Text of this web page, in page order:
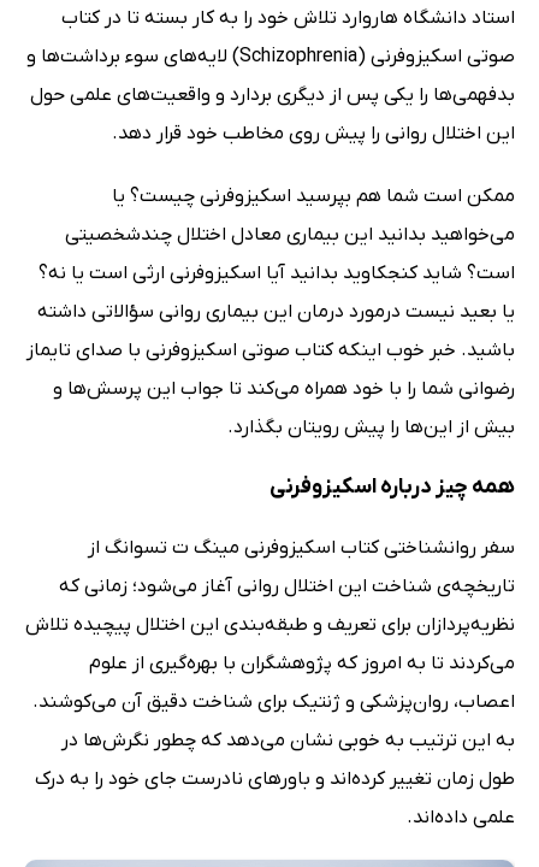
استاد دانشگاه هاروارد تلاش خود را به کار بسته تا در کتاب
صوتی اسکیزوفرنی (Schizophrenia) لایه‌های سوء برداشت‌ها و
بدفهمی‌ها را یکی پس از دیگری بردارد و واقعیت‌های علمی حول
این اختلال روانی را پیش روی مخاطب خود قرار دهد.
ممکن است شما هم بپرسید اسکیزوفرنی چیست؟ یا
می‌خواهید بدانید این بیماری معادل اختلال چندشخصیتی
است؟ شاید کنجکاوید بدانید آیا اسکیزوفرنی ارثی است یا نه؟
یا بعید نیست درمورد درمان این بیماری روانی سؤالاتی داشته
باشید. خبر خوب اینکه کتاب صوتی اسکیزوفرنی با صدای تایماز
رضوانی شما را با خود همراه می‌کند تا جواب این پرسش‌ها و
بیش از این‌ها را پیش رویتان بگذارد.
همه چیز درباره اسکیزوفرنی
سفر روانشناختی کتاب اسکیزوفرنی مینگ ت تسوانگ از
تاریخچه‌ی شناخت این اختلال روانی آغاز می‌شود؛ زمانی که
نظریه‌پردازان برای تعریف و طبقه‌بندی این اختلال پیچیده تلاش
می‌کردند تا به امروز که پژوهشگران با بهره‌گیری از علوم
اعصاب، روان‌پزشکی و ژنتیک برای شناخت دقیق آن می‌کوشند.
به این ترتیب به خوبی نشان می‌دهد که چطور نگرش‌ها در
طول زمان تغییر کرده‌اند و باورهای نادرست جای خود را به درک
علمی داده‌اند.